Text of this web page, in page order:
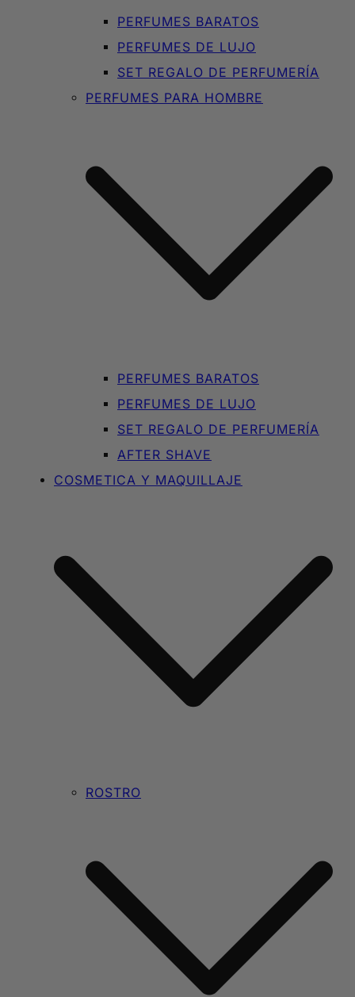
PERFUMES BARATOS
PERFUMES DE LUJO
SET REGALO DE PERFUMERÍA
PERFUMES PARA HOMBRE
PERFUMES BARATOS
PERFUMES DE LUJO
SET REGALO DE PERFUMERÍA
AFTER SHAVE
COSMETICA Y MAQUILLAJE
ROSTRO